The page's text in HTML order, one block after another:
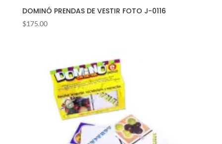
DOMINÓ PRENDAS DE VESTIR FOTO J-0116
$175.00